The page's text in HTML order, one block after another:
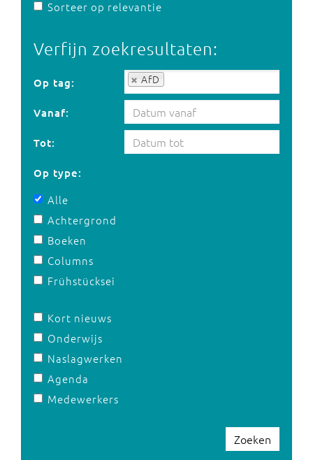
Sorteer op relevantie
Verfijn zoekresultaten:
Op tag: AfD
Op tag:
Vanaf:
Tot:
Op type:
Alle
Achtergrond
Boeken
Columns
Frühstücksei
Kort nieuws
Onderwijs
Naslagwerken
Agenda
Medewerkers
Zoeken